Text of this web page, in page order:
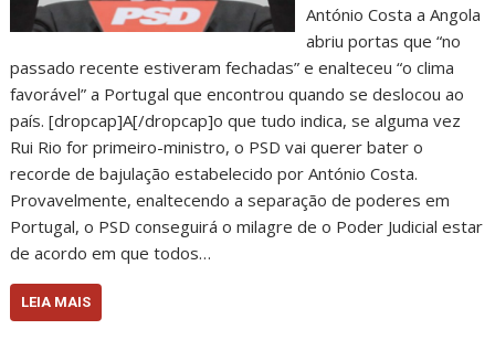
António Costa a Angola
abriu portas que “no
passado recente estiveram fechadas” e enalteceu “o clima
favorável” a Portugal que encontrou quando se deslocou ao
país. [dropcap]A[/dropcap]o que tudo indica, se alguma vez
Rui Rio for primeiro-ministro, o PSD vai querer bater o
recorde de bajulação estabelecido por António Costa.
Provavelmente, enaltecendo a separação de poderes em
Portugal, o PSD conseguirá o milagre de o Poder Judicial estar
de acordo em que todos…
LEIA MAIS